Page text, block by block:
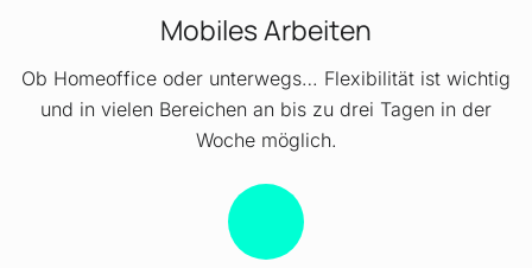
Mobiles Arbeiten
Ob Homeoffice oder unterwegs… Flexibilität ist wichtig
und in vielen Bereichen an bis zu drei Tagen in der
Woche möglich.